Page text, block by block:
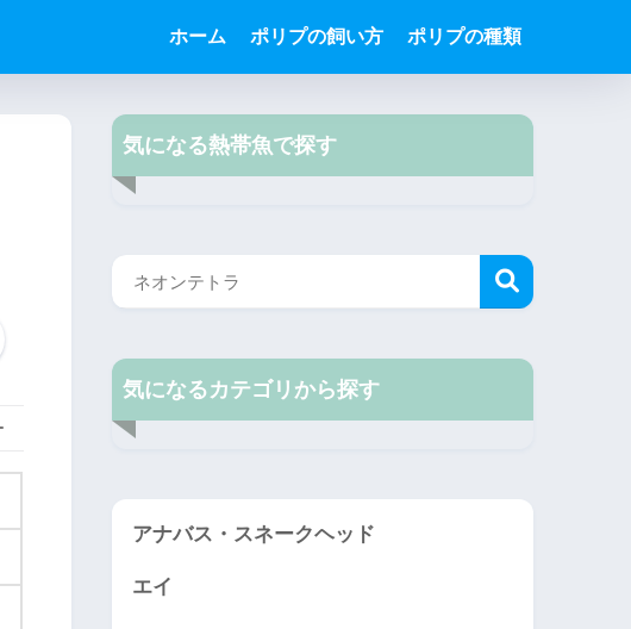
ホーム ポリプの飼い方 ポリプの種類
気になる熱帯魚で探す
気になるカテゴリから探す
アナバス・スネークヘッド
エイ